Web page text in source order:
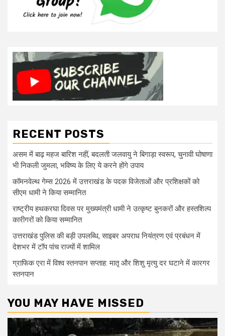
RECENT POSTS
असम में बाढ़ महज बारिश नहीं, बदलती जलवायु ने बिगाड़ा स्वरूप, चुनावी घोषाणा
भी निकली जुमला, भविष्य के लिए ये करने होंगे उपाय
कॉमनवेल्थ गेम्स 2026 में उत्तराखंड के पदक विजेताओं और प्रशिक्षकों को
सीएम धामी ने किया सम्मानित
राष्ट्रीय हथकरघा दिवस पर मुख्यमंत्री धामी ने उत्कृष्ट बुनकरों और हस्तशिल्प
कारीगरों को किया सम्मानित
उत्तराखंड पुलिस की बड़ी उपलब्धि, साइबर अपराध नियंत्रण एवं प्रबंधन में
देशभर में टॉप पांच राज्यों में शामिल
ग्राफिक एरा में विश्व स्तनपान सप्ताह: मातृ और शिशु मृत्यु दर घटाने में कारगर
स्तनपान
YOU MAY HAVE MISSED